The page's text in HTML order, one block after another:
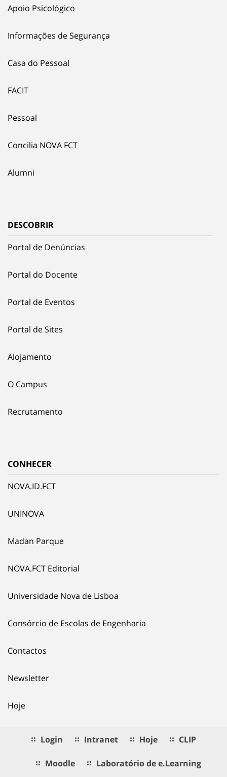
Apoio Psicológico
Informações de Segurança
Casa do Pessoal
FACIT
Pessoal
Concilia NOVA FCT
Alumni
DESCOBRIR
Portal de Denúncias
Portal do Docente
Portal de Eventos
Portal de Sites
Alojamento
O Campus
Recrutamento
CONHECER
NOVA.ID.FCT
UNINOVA
Madan Parque
NOVA.FCT Editorial
Universidade Nova de Lisboa
Consórcio de Escolas de Engenharia
Contactos
Newsletter
Hoje
Login Intranet Hoje CLIP
Moodle Laboratório de e.Learning